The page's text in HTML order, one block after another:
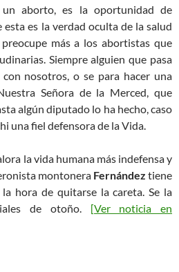
un aborto, es la oportunidad de
es la verdad oculta de la salud
más a los abortistas que
Siempre alguien que pasa
nosotros, o se para hacer una
Señora de la Merced, que
algún diputado lo ha hecho, caso
una fiel defensora de la Vida.
la vida humana más indefensa y
montonera Fernández tiene
hora de quitarse la careta. Se la
de otoño. [Ver noticia en